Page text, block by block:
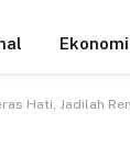
Ekonomi
Hati, Jadilah